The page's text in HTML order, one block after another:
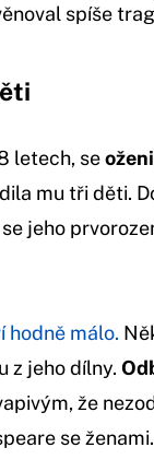
spíše
letech, se
mu tři děti.
jeho
hodně málo.
z jeho dílny.
že
se ženami.